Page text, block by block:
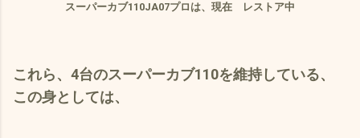
スーパーカブ110JA07プロは、現在 レストア中
これら、4台のスーパーカブ110を維持している、
この身としては、